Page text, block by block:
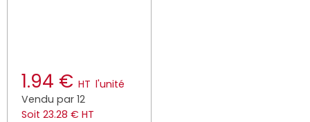
1.94 € HT l'unité
Vendu par 12
Soit 23.28 € HT